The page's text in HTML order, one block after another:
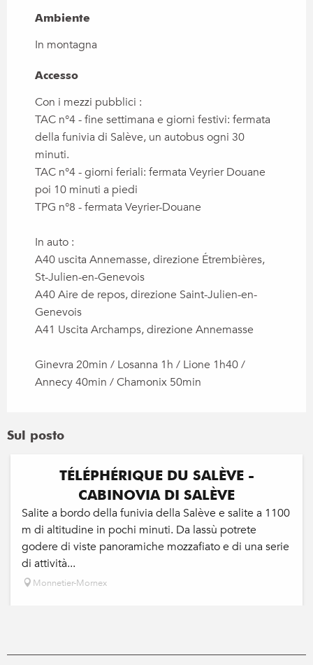
Ambiente
Ambiente
In montagna
Accesso
Accesso
Con i mezzi pubblici :
TAC n°4 - fine settimana e giorni festivi: fermata
della funivia di Salève, un autobus ogni 30
minuti.
TAC n°4 - giorni feriali: fermata Veyrier Douane
poi 10 minuti a piedi
TPG n°8 - fermata Veyrier-Douane
In auto :
A40 uscita Annemasse, direzione Étrembières,
St-Julien-en-Genevois
A40 Aire de repos, direzione Saint-Julien-en-
Genevois
A41 Uscita Archamps, direzione Annemasse
Ginevra 20min / Losanna 1h / Lione 1h40 /
Annecy 40min / Chamonix 50min
Sul posto
TÉLÉPHÉRIQUE DU SALÈVE -
CABINOVIA DI SALÈVE
Salite a bordo della funivia della Salève e salite a 1100
m di altitudine in pochi minuti. Da lassù potrete
godere di viste panoramiche mozzafiato e di una serie
di attività...
Monnetier-Mornex